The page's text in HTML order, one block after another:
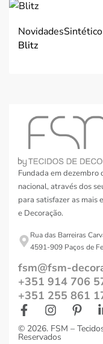
3
4
NovidadesSintético
Blitz
Fundada em
nacional, através dos
para satisfazer as mais
e Decoração.
Rua das Barreiras
4591-909 Paços de
fsm@fsm-
+351 914 706
+351 255 861
© 2026. FSM –
Reservados